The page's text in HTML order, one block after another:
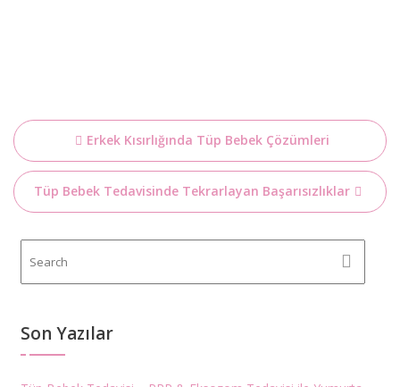
Yazı
dolaşımı
Erkek Kısırlığında Tüp Bebek Çözümleri
Tüp Bebek Tedavisinde Tekrarlayan Başarısızlıklar
Son Yazılar